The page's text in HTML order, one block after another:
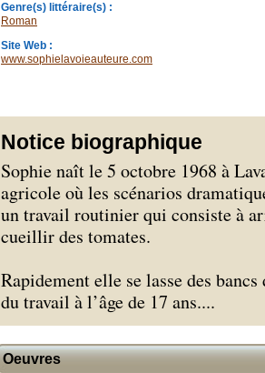
Genre(s) littéraire(s) :
Roman
Site Web :
www.sophielavoieauteure.com
Notice biographique
Sophie naît le 5 octobre 1968 à
agricole où les scénarios
un travail routinier qui consiste à
cueillir des tomates.
Rapidement elle se lasse des
du travail à l’âge de 17 ans....
Oeuvres